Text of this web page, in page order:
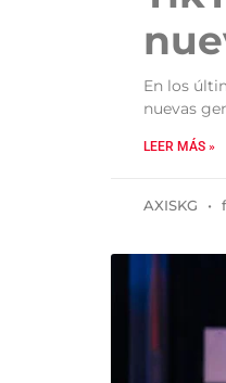
En los
nuevas
LEER MÁS »
AXISKG